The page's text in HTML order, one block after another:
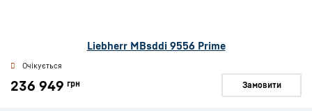
Liebherr MBsddi 9556 Prime
Очікується
236 949 грн Замовити